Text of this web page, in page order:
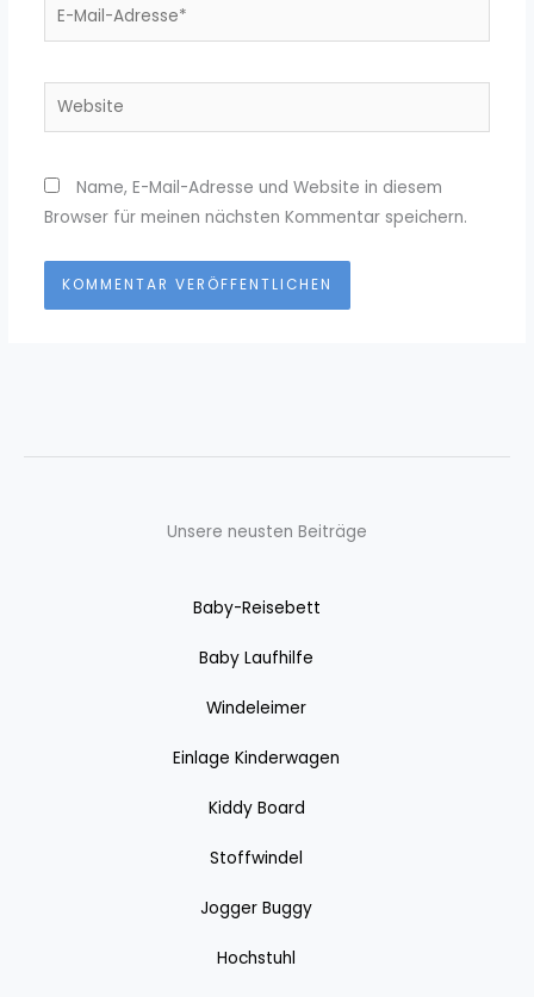
E-
Website
Name, E-Mail-Adresse und Website in diesem
Browser für meinen nächsten Kommentar speichern.
Unsere neusten Beiträge
Baby-Reisebett
Baby Laufhilfe
Windeleimer
Einlage Kinderwagen
Kiddy Board
Stoffwindel
Jogger Buggy
Hochstuhl